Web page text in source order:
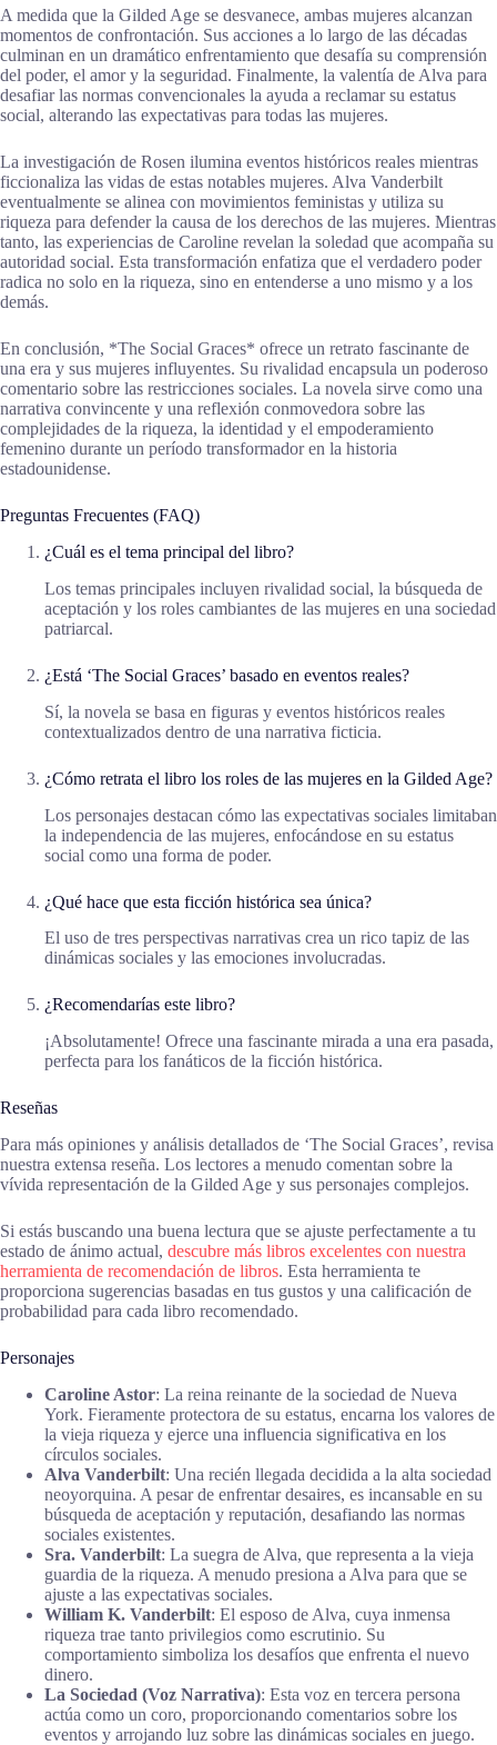
A medida que la Gilded Age se desvanece, ambas mujeres alcanzan
momentos de confrontación. Sus acciones a lo largo de las décadas
culminan en un dramático enfrentamiento que desafía su comprensión
del poder, el amor y la seguridad. Finalmente, la valentía de Alva para
desafiar las normas convencionales la ayuda a reclamar su estatus
social, alterando las expectativas para todas las mujeres.
La investigación de Rosen ilumina eventos históricos reales mientras
ficcionaliza las vidas de estas notables mujeres. Alva Vanderbilt
eventualmente se alinea con movimientos feministas y utiliza su
riqueza para defender la causa de los derechos de las mujeres. Mientras
tanto, las experiencias de Caroline revelan la soledad que acompaña su
autoridad social. Esta transformación enfatiza que el verdadero poder
radica no solo en la riqueza, sino en entenderse a uno mismo y a los
demás.
En conclusión, *The Social Graces* ofrece un retrato fascinante de
una era y sus mujeres influyentes. Su rivalidad encapsula un poderoso
comentario sobre las restricciones sociales. La novela sirve como una
narrativa convincente y una reflexión conmovedora sobre las
complejidades de la riqueza, la identidad y el empoderamiento
femenino durante un período transformador en la historia
estadounidense.
Preguntas Frecuentes (FAQ)
¿Cuál es el tema principal del libro?
Los temas principales incluyen rivalidad social, la búsqueda de
aceptación y los roles cambiantes de las mujeres en una sociedad
patriarcal.
¿Está ‘The Social Graces’ basado en eventos reales?
Sí, la novela se basa en figuras y eventos históricos reales
contextualizados dentro de una narrativa ficticia.
¿Cómo retrata el libro los roles de las mujeres en la Gilded Age?
Los personajes destacan cómo las expectativas sociales limitaban
la independencia de las mujeres, enfocándose en su estatus
social como una forma de poder.
¿Qué hace que esta ficción histórica sea única?
El uso de tres perspectivas narrativas crea un rico tapiz de las
dinámicas sociales y las emociones involucradas.
¿Recomendarías este libro?
¡Absolutamente! Ofrece una fascinante mirada a una era pasada,
perfecta para los fanáticos de la ficción histórica.
Reseñas
Para más opiniones y análisis detallados de ‘The Social Graces’, revisa
nuestra extensa reseña. Los lectores a menudo comentan sobre la
vívida representación de la Gilded Age y sus personajes complejos.
Si estás buscando una buena lectura que se ajuste perfectamente a tu
estado de ánimo actual, descubre más libros excelentes con nuestra
herramienta de recomendación de libros. Esta herramienta te
proporciona sugerencias basadas en tus gustos y una calificación de
probabilidad para cada libro recomendado.
Personajes
Caroline Astor: La reina reinante de la sociedad de Nueva
York. Fieramente protectora de su estatus, encarna los valores de
la vieja riqueza y ejerce una influencia significativa en los
círculos sociales.
Alva Vanderbilt: Una recién llegada decidida a la alta sociedad
neoyorquina. A pesar de enfrentar desaires, es incansable en su
búsqueda de aceptación y reputación, desafiando las normas
sociales existentes.
Sra. Vanderbilt: La suegra de Alva, que representa a la vieja
guardia de la riqueza. A menudo presiona a Alva para que se
ajuste a las expectativas sociales.
William K. Vanderbilt: El esposo de Alva, cuya inmensa
riqueza trae tanto privilegios como escrutinio. Su
comportamiento simboliza los desafíos que enfrenta el nuevo
dinero.
La Sociedad (Voz Narrativa): Esta voz en tercera persona
actúa como un coro, proporcionando comentarios sobre los
eventos y arrojando luz sobre las dinámicas sociales en juego.